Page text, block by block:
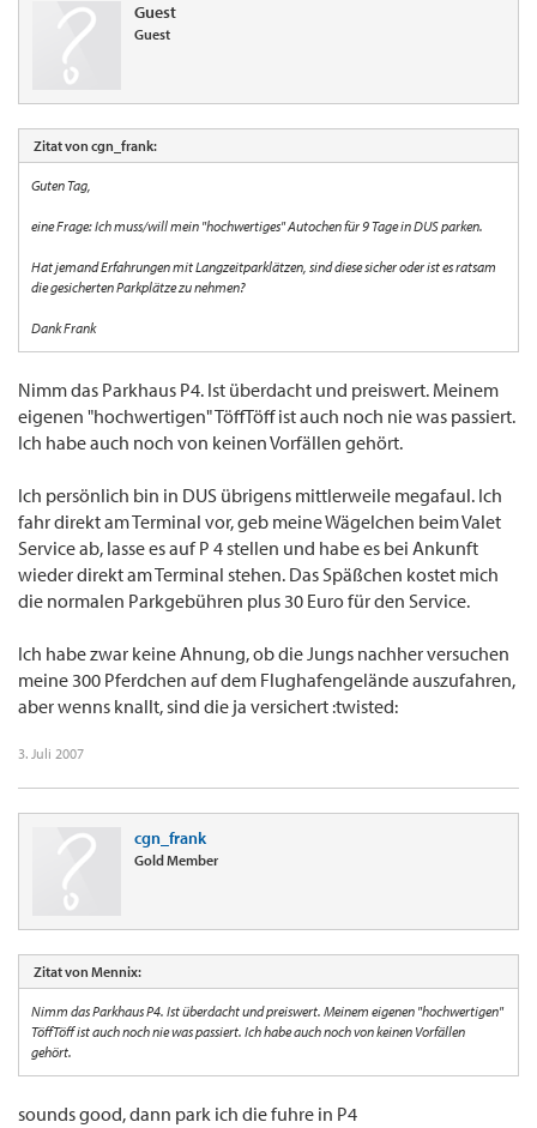
Guest
Guest
Zitat von cgn_frank:
Guten Tag,
eine Frage: Ich muss/will mein "hochwertiges" Autochen für 9 Tage in DUS parken.
Hat jemand Erfahrungen mit Langzeitparklätzen, sind diese sicher oder ist es ratsam
die gesicherten Parkplätze zu nehmen?
Dank Frank
Nimm das Parkhaus P4. Ist überdacht und preiswert. Meinem
eigenen "hochwertigen" TöffTöff ist auch noch nie was passiert.
Ich habe auch noch von keinen Vorfällen gehört.
Ich persönlich bin in DUS übrigens mittlerweile megafaul. Ich
fahr direkt am Terminal vor, geb meine Wägelchen beim Valet
Service ab, lasse es auf P 4 stellen und habe es bei Ankunft
wieder direkt am Terminal stehen. Das Späßchen kostet mich
die normalen Parkgebühren plus 30 Euro für den Service.
Ich habe zwar keine Ahnung, ob die Jungs nachher versuchen
meine 300 Pferdchen auf dem Flughafengelände auszufahren,
aber wenns knallt, sind die ja versichert :twisted:
3. Juli 2007
cgn_frank
Gold Member
Zitat von Mennix:
Nimm das Parkhaus P4. Ist überdacht und preiswert. Meinem eigenen "hochwertigen"
TöffTöff ist auch noch nie was passiert. Ich habe auch noch von keinen Vorfällen
gehört.
sounds good, dann park ich die fuhre in P4